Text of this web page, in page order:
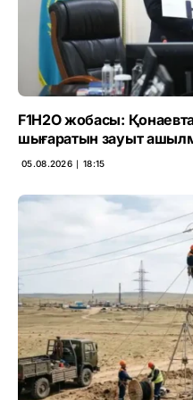
F1H2O жобасы:
шығаратын зауыт
05.08.2026 ∣ 18:15